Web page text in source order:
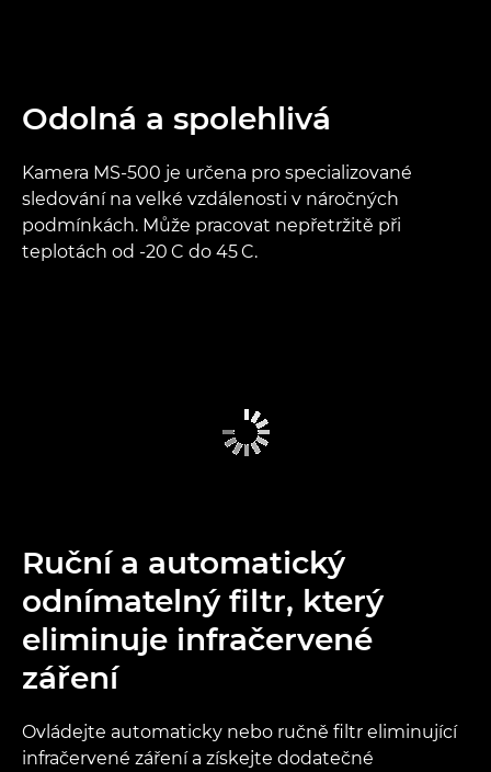
Odolná a spolehlivá
Kamera MS-500 je určena pro specializované
sledování na velké vzdálenosti v náročných
podmínkách. Může pracovat nepřetržitě při
teplotách od -20 C do 45C.
Ruční a automatický
odnímatelný filtr, který
eliminuje infračervené
záření
Ovládejte automaticky nebo ručně filtr eliminující
infračervené záření a získejte dodatečné